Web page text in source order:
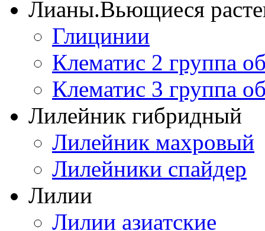
Лианы.Вьющиеся
Глицинии
Клематис 2 группа
Клематис 3 группа
Лилейник гибридный
Лилейник махровый
Лилейники спайдер
Лилии
Лилии азиатские